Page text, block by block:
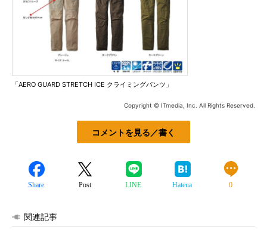
「AERO GUARD STRETCH ICE クライミングパンツ」
Copyright © ITmedia, Inc. All Rights Reserved.
コメントを見る／書く
Share Post LINE Hatena 0
関連記事